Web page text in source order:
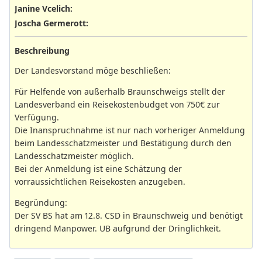
Janine Vcelich:
Joscha Germerott:
Beschreibung
Der Landesvorstand möge beschließen:
Für Helfende von außerhalb Braunschweigs stellt der
Landesverband ein Reisekostenbudget von 750€ zur
Verfügung.
Die Inanspruchnahme ist nur nach vorheriger Anmeldung
beim Landesschatzmeister und Bestätigung durch den
Landesschatzmeister möglich.
Bei der Anmeldung ist eine Schätzung der
vorraussichtlichen Reisekosten anzugeben.
Begründung:
Der SV BS hat am 12.8. CSD in Braunschweig und benötigt
dringend Manpower. UB aufgrund der Dringlichkeit.